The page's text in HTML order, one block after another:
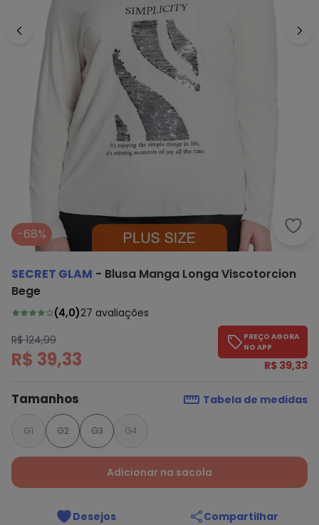
-68%
SECRET GLAM - Blusa Manga Longa Viscotorcion
Bege
(4,0)27 avaliações
R$ 124,99
R$ 39,33
PREÇO AGORA
NO APP
R$ 39,33
Tamanhos Tabela de medidas
G1 G2 G3 G4
Adicionar na sacola
Desejos Compartilhar